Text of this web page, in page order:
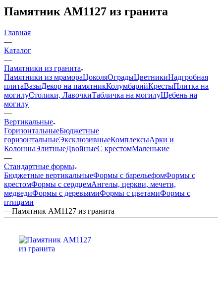
Памятник AM1127 из гранита
Главная
—
Каталог
—
Памятники из гранита
Памятники из мрамораЦоколяОградыЦветникиНадгробная
плитаВазыДекор на памятникКолумбарийКрестыПлитка на
могилуСтолики, ЛавочкиТабличка на могилуЩебень на
могилу
—
Вертикальные
ГоризонтальныеБюджетные
горизонтальныеЭксклюзивныеКомплексыАрки и
КолонныЭлитныеДвойныеС крестомМаленькие
—
Стандартные формы
Бюджетные вертикальныеФормы с барельефомФормы с
крестомФормы с сердцемАнгелы, церкви, мечети,
медведиФормы с деревьямиФормы с цветамиФормы с
птицами
—Памятник AM1127 из гранита